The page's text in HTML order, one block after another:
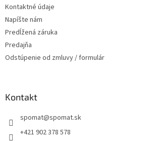
Kontaktné údaje
Napíšte nám
Predĺžená záruka
Predajňa
Odstúpenie od zmluvy / formulár
Kontakt
spomat@spomat.sk
+421 902 378 578